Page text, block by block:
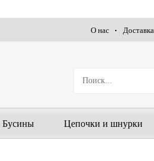
О нас
Бусины Цепочки и шнурки